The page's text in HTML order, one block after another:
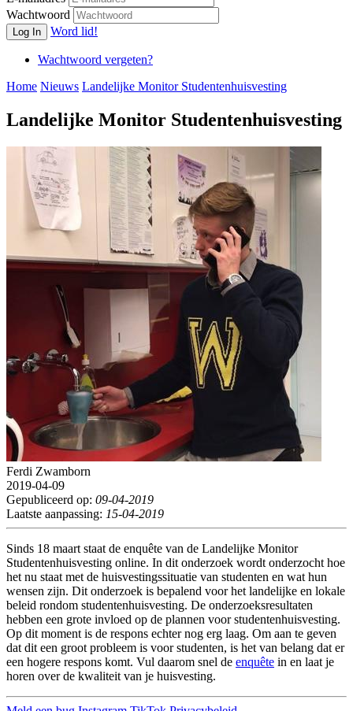
Wachtwoord
Log In Word lid!
Wachtwoord vergeten?
Home Nieuws Landelijke Monitor Studentenhuisvesting
Landelijke Monitor Studentenhuisvesting
Ferdi Zwamborn
2019-04-09
Gepubliceerd op: 09-04-2019
Laatste aanpassing: 15-04-2019
Sinds 18 maart staat de enquête van de Landelijke Monitor
Studentenhuisvesting online. In dit onderzoek wordt onderzocht hoe
het nu staat met de huisvestingssituatie van studenten en wat hun
wensen zijn. Dit onderzoek is bepalend voor het landelijke en lokale
beleid rondom studentenhuisvesting. De onderzoeksresultaten
hebben een grote invloed op de plannen voor studentenhuisvesting.
Op dit moment is de respons echter nog erg laag. Om aan te geven
dat dit een groot probleem is voor studenten, is het van belang dat er
een hogere respons komt. Vul daarom snel de enquête in en laat je
horen over de kwaliteit van je huisvesting.